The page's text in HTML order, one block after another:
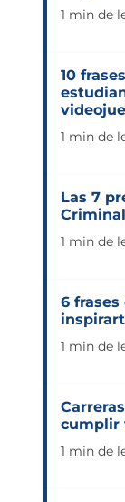
1 min de
10
1 min de
Las 7
1 min de
6
1 min de
cumplir
1 min de